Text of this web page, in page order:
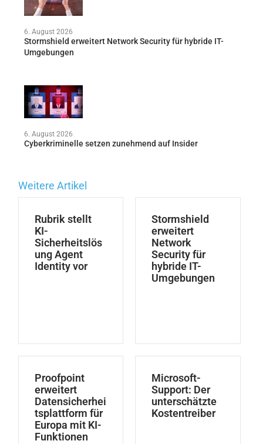
6. August 2026
Stormshield erweitert Network Security für hybride IT-
Umgebungen
6. August 2026
Cyberkriminelle setzen zunehmend auf Insider
Weitere Artikel
Rubrik stellt
KI-
Sicherheitslös
ung Agent
Identity vor
Stormshield
erweitert
Network
Security für
hybride IT-
Umgebungen
Proofpoint
erweitert
Datensicherhei
tsplattform für
Europa mit KI-
Funktionen
Microsoft-
Support: Der
unterschätzte
Kostentreiber